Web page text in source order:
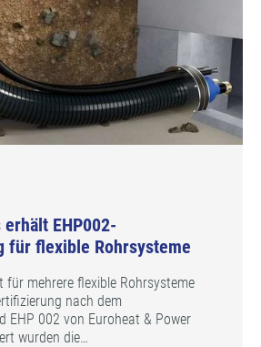
erhält EHP002-
für flexible Rohrsysteme
für mehrere flexible Rohrsysteme
nach dem
EHP 002 von Euroheat & Power
wurden die…